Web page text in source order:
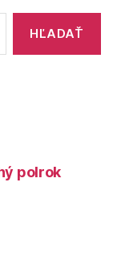
polrok